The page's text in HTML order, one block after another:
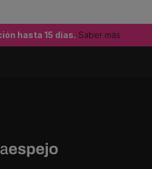
hasta 15 días. Saber más